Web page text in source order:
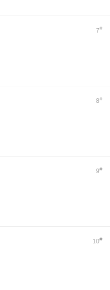
7#
8#
9#
10#